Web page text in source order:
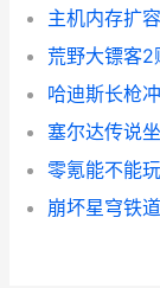
主机内存扩
荒野大镖客
哈迪斯长枪
塞尔达传说
零氪能不能
崩坏星穹铁